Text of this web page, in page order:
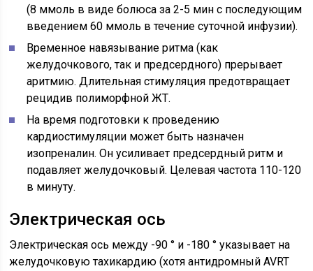
(8 ммоль в виде болюса за 2-5 мин с последующим
введением 60 ммоль в течение суточной инфузии).
Временное навязывание ритма (как
желудочкового, так и предсердного) прерывает
аритмию. Длительная стимуляция предотвращает
рецидив полиморфной ЖТ.
На время подготовки к проведению
кардиостимуляции может быть назначен
изопреналин. Он усиливает предсердный ритм и
подавляет желудочковый. Целевая частота 110-120
в минуту.
Электрическая ось
Электрическая ось между -90 ° и -180 ° указывает на
желудочковую тахикардию (хотя антидромный AVRT